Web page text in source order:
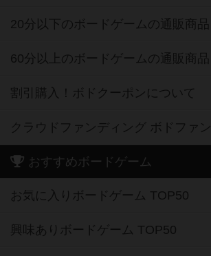
20分以下のボードゲームの通販商品
60分以上のボードゲームの通販商品
割引購入！ボドクーポンについて
クラウドファンディング ボドファン
おすすめボードゲーム
お気に入りボードゲーム TOP50
興味ありボードゲーム TOP50